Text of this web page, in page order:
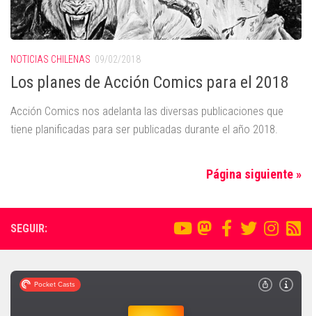
NOTICIAS CHILENAS 09/02/2018
Los planes de Acción Comics para el 2018
Acción Comics nos adelanta las diversas publicaciones que
tiene planificadas para ser publicadas durante el año 2018.
Página siguiente »
SEGUIR: